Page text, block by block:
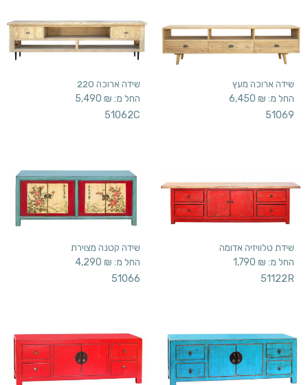
שידה ארוכה מעץ
החל מ: 6,450 ₪
51069
שידה ארוכה 220
החל מ: 5,490 ₪
51062C
שידת טלוויזיה אדומה
החל מ: 1,790 ₪
51122R
שידה קטנה מצוירת
החל מ: 4,290 ₪
51066